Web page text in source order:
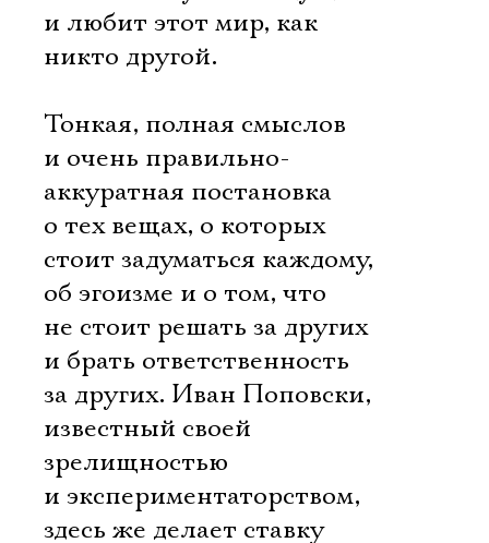
и любит этот мир, как
никто другой.
Тонкая, полная смыслов
и очень правильно-
аккуратная постановка
о тех вещах, о которых
стоит задуматься каждому,
об эгоизме и о том, что
не стоит решать за других
и брать ответственность
за других. Иван Поповски,
известный своей
зрелищностью
и экспериментаторством,
здесь же делает ставку
Ознакомиться